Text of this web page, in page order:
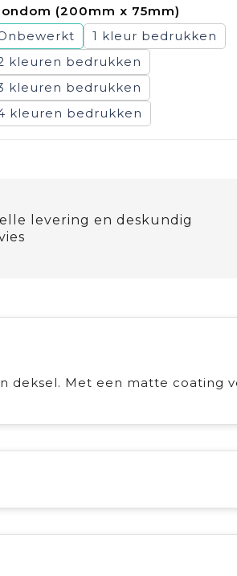
(200mm x 75mm)
1
levering en deskundig
deksel. Met een matte coating